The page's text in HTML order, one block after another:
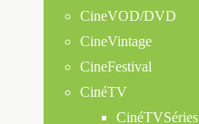
CineVOD/DVD
CineVintage
CineFestival
CinéTV
CinéTVSéries